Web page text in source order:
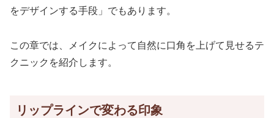
をデザインする手段」でもあります。
この章では、メイクによって自然に口角を上げて見せるテ
クニックを紹介します。
リップラインで変わる印象